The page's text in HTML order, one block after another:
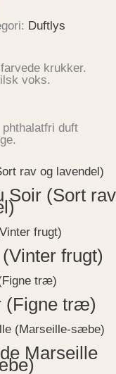
Duftlys
krukker.
voks.
duft
Soir (Sort rav
frugt)
(Figne træ)
Marseille